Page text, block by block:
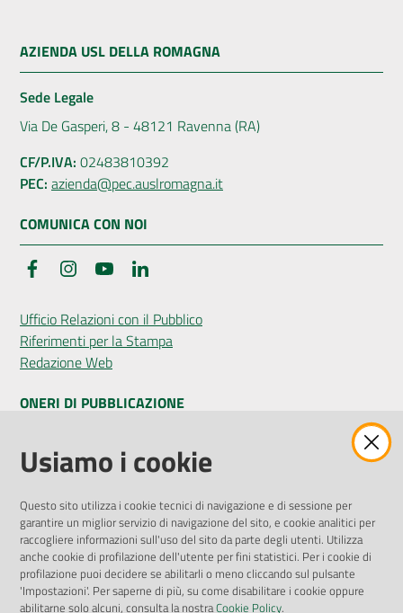
AZIENDA USL DELLA ROMAGNA
Sede Legale
Via De Gasperi, 8 - 48121 Ravenna (RA)
CF/P.IVA: 02483810392
PEC: azienda@pec.auslromagna.it
COMUNICA CON NOI
FacebookInstagramYouTube
Ufficio Relazioni con il Pubblico
Riferimenti per la Stampa
Redazione Web
ONERI DI PUBBLICAZIONE
Amministrazione Trasparente
Pubblicità legale
Privacy Policy
Attuazione Misure PNRR
Liste di Attesa
ENTI, IMPRESE E PARTNER
Usiamo i cookie
Questo sito utilizza i cookie tecnici di navigazione e di sessione per
garantire un miglior servizio di navigazione del sito, e cookie analitici per
raccogliere informazioni sull'uso del sito da parte degli utenti. Utilizza
anche cookie di profilazione dell'utente per fini statistici. Per i cookie di
profilazione puoi decidere se abilitarli o meno cliccando sul pulsante
'Impostazioni'. Per saperne di più, su come disabilitare i cookie oppure
abilitarne solo alcuni, consulta la nostraCookie Policy.